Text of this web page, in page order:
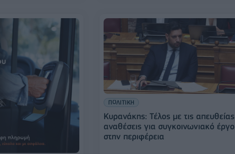
ΠΟΛΙΤΙΚΗ
Κυρανάκης: Τέλος με τις απευθείας
αναθέσεις για συγκοινωνιακό έργο
στην περιφέρεια